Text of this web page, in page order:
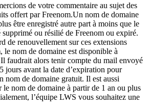
de votre commentaire au sujet des
offert par Freenom.Un nom de domaine
être enregistré autre part à moins que le
ou résilié de Freenom ou expiré.
de renouvellement sur ces extensions
le nom de domaine est disponible à
faudrait alors tenir compte du mail envoyé
jours avant la date d’expiration pour
nom de domaine gratuit. Il est aussi
le nom de domaine à partir de 1 an ou plus
l’équipe LWS vous souhaitez une